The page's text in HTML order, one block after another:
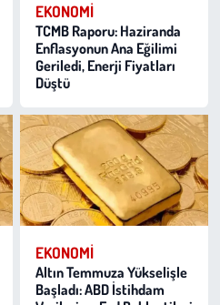
EKONOMI
TCMB Raporu: Haziranda
Enflasyonun Ana Eğilimi
Geriledi, Enerji Fiyatları
Düştü
EKONOMI
Altın Temmuza Yükselişle
Başladı: ABD İstihdam